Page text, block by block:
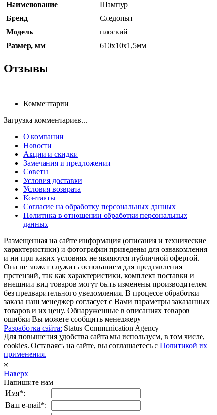
Наименование
Шампур
Бренд
Следопыт
Модель
плоский
Размер, мм
610х10х1,5мм
Отзывы
Комментарии
Загрузка комментариев...
О компании
Новости
Акции и скидки
Замечания и предложения
Советы
Условия доставки
Условия возврата
Контакты
Согласие на обработку персональных данных
Политика в отношении обработки персональных
данных
Размещенная на сайте информация (описания и технические
характеристики) и фотографии приведены для ознакомления
и ни при каких условиях не являются публичной офертой.
Она не может служить основанием для предъявления
претензий, так как характеристики, комплект поставки и
внешний вид товаров могут быть изменены производителем
без предварительного уведомления. В процессе обработки
заказа наш менеджер согласует с Вами параметры заказанных
товаров и их цену. Обнаруженные в описаниях товаров
ошибки Вы можете сообщить менеджеру
Разработка сайта: Status Communication Agency
Для повышения удобства сайта мы используем, в том числе,
cookies. Оставаясь на сайте, вы соглашаетесь с Политикой их
применения.
𐄂
Наверх
Напишите нам
Имя*:
Ваш e-mail*: